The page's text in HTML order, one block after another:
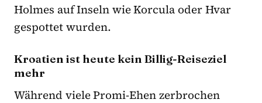
Holmes auf Inseln wie Korcula oder Hvar
gespottet wurden.
Kroatien ist heute kein Billig-Reiseziel
mehr
Während viele Promi-Ehen zerbrochen